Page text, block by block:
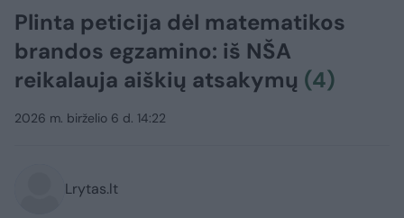
Plinta peticija dėl matematikos
brandos egzamino: iš NŠA
reikalauja aiškių atsakymų (4)
2026 m. birželio 6 d. 14:22
Lrytas.lt